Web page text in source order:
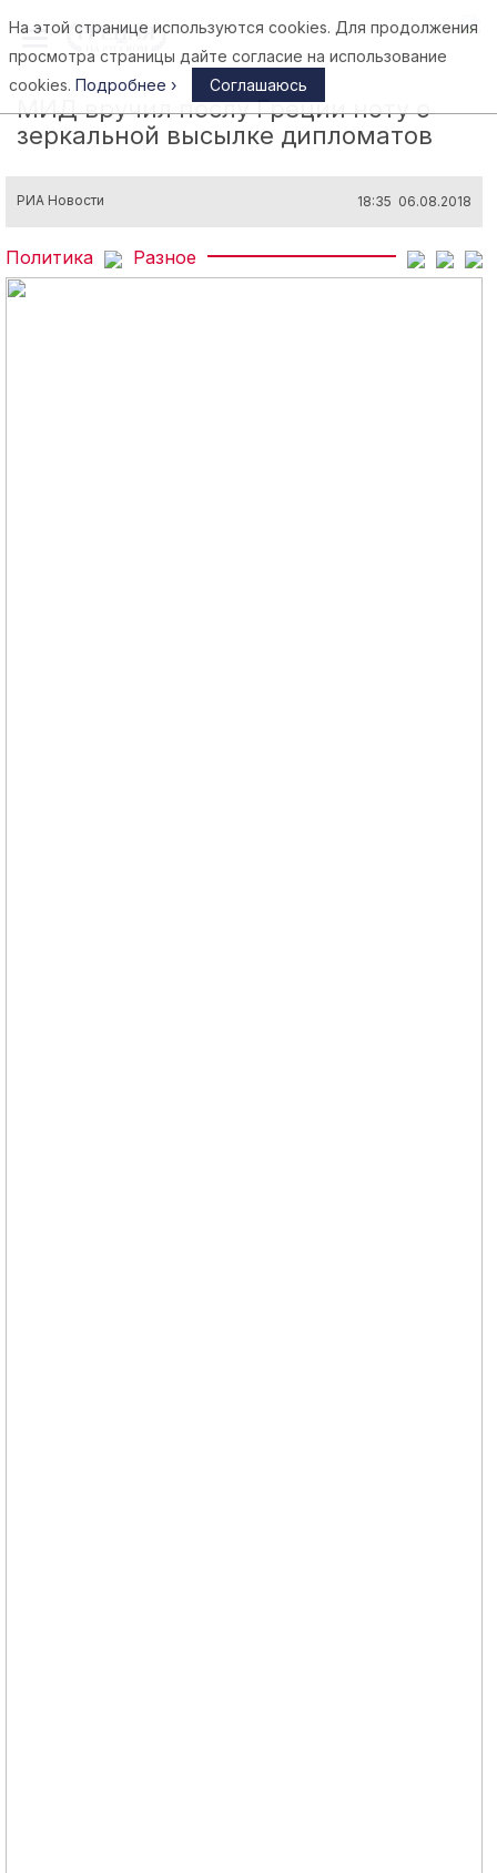
Афины
МИД вручил послу Греции ноту о
зеркальной высылке дипломатов
РИА Новости 18:35 06.08.2018
Политика Разное
На этой странице используются cookies. Для продолжения
просмотра страницы дайте согласие на использование
cookies. Подробнее › Соглашаюсь